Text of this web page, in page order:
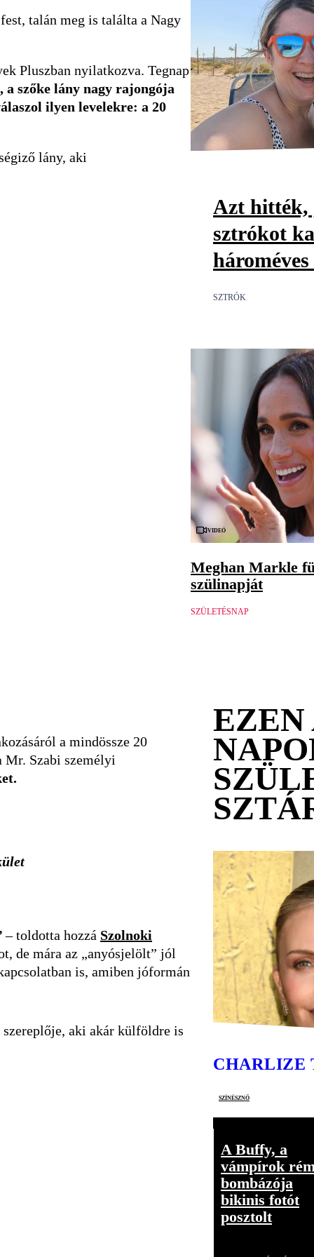
talán meg is találta a Nagy
Pluszban nyilatkozva. Tegnap
a szőke lány nagy rajongója
ilyen levelekre: a 20
lány, aki
a mindössze 20
Mr. Szabi személyi
– toldotta hozzá Szolnoki
de mára az „anyósjelölt” jól
is, amiben jóformán
szereplője, aki akár külföldre is
Azt hitték,
sztrókot
SZTRÓK
Videó
Meghan Markle
szülinapját
SZÜLETÉSNAP
EZEN
CHARLIZE
színésznő
A Buffy, a
vámpírok
bombázója
bikinis fotót
posztolt